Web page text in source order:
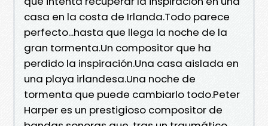
casa en la costa de Irlanda.Todo parece
perfecto...hasta que llega la noche de la
gran tormenta.Un compositor que ha
perdido la inspiración.Una casa aislada en
una playa irlandesa.Una noche de
tormenta que puede cambiarlo todo.Peter
Harper es un prestigioso compositor de